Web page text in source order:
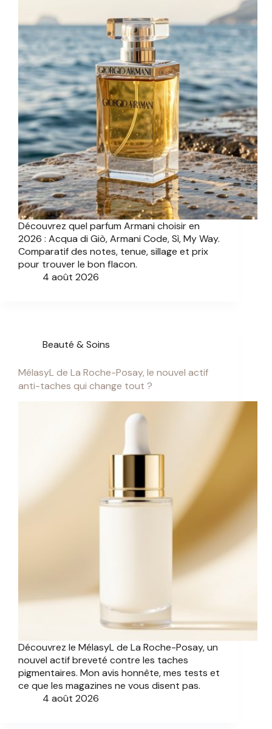
Découvrez quel parfum Armani choisir en
2026 : Acqua di Giò, Armani Code, Sì, My Way.
Comparatif des notes, tenue, sillage et prix
pour trouver le bon flacon.
4 août 2026
Beauté & Soins
MélasyL de La Roche-Posay, le nouvel actif
anti-taches qui change tout ?
Découvrez le MélasyL de La Roche-Posay, un
nouvel actif breveté contre les taches
pigmentaires. Mon avis honnête, mes tests et
ce que les magazines ne vous disent pas.
4 août 2026